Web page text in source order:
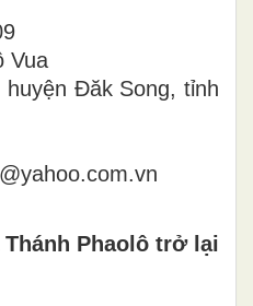
Vua
Đăk Song, tỉnh
Thánh Phaolô trở lại